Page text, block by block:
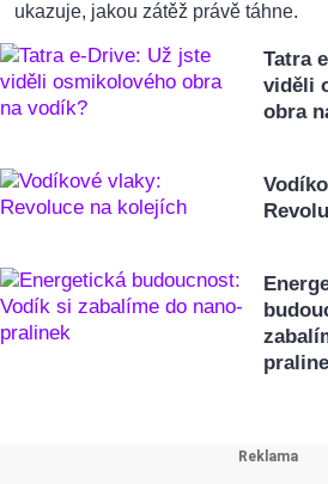
ukazuje, jakou zátěž právě táhne.
Tatra
viděli
obra